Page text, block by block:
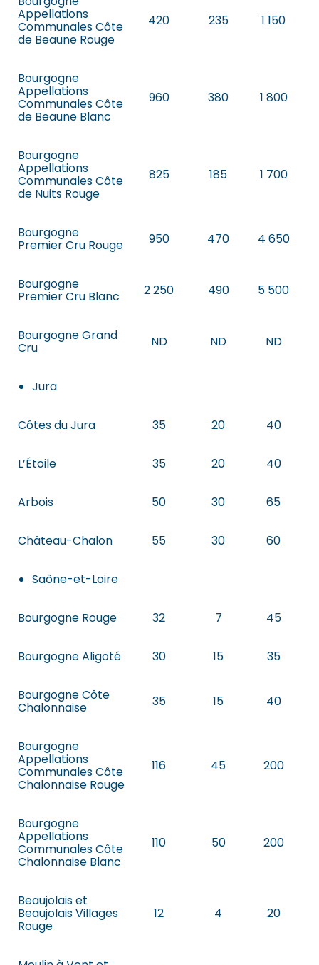
Appellations
Communales Côte
de Beaune Rouge
420 235 1 150
Bourgogne
Appellations
Communales Côte
de Beaune Blanc
960 380 1 800
Bourgogne
Appellations
Communales Côte
de Nuits Rouge
825 185 1 700
Bourgogne
Premier Cru Rouge 950 470 4 650
Bourgogne
Premier Cru Blanc 2 250 490 5 500
Bourgogne Grand
Cru ND ND ND
Jura
Côtes du Jura 35 20 40
L’Étoile 35 20 40
Arbois 50 30 65
Château-Chalon 55 30 60
Saône-et-Loire
Bourgogne Rouge 32 7 45
Bourgogne Aligoté 30 15 35
Bourgogne Côte
Chalonnaise 35 15 40
Bourgogne
Appellations
Communales Côte
Chalonnaise Rouge
116 45 200
Bourgogne
Appellations
Communales Côte
Chalonnaise Blanc
110 50 200
Beaujolais et
Beaujolais Villages
Rouge
12 4 20